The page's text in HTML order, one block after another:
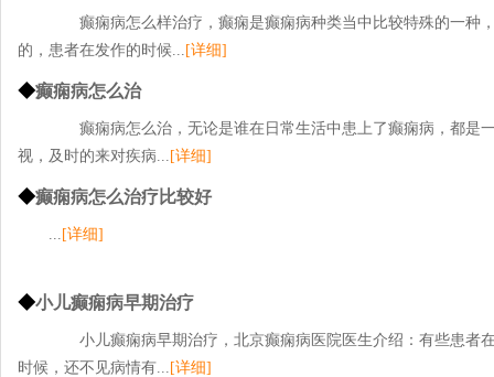
癫痫病怎么样治疗，癫痫是癫痫病种类当中比较特殊的一种
的，患者在发作的时候... [详细]
◆癫痫病怎么治
癫痫病怎么治，无论是谁在日常生活中患上了癫痫病，都是
视，及时的来对疾病... [详细]
◆癫痫病怎么治疗比较好
... [详细]
◆小儿癫痫病早期治疗
小儿癫痫病早期治疗，北京癫痫病医院医生介绍：有些患者
时候，还不见病情有... [详细]